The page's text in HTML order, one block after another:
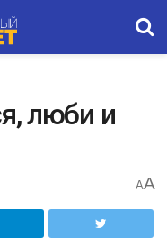
люби и
AA